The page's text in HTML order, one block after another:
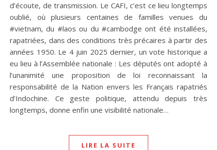
d’écoute, de transmission. Le CAFI, c’est ce lieu longtemps
oublié, où plusieurs centaines de familles venues du
#vietnam, du #laos ou du #cambodge ont été installées,
rapatriées, dans des conditions très précaires à partir des
années 1950. Le 4 juin 2025 dernier, un vote historique a
eu lieu à l’Assemblée nationale : Les députés ont adopté à
l’unanimité une proposition de loi reconnaissant la
responsabilité de la Nation envers les Français rapatriés
d’Indochine. Ce geste politique, attendu depuis très
longtemps, donne enfin une visibilité nationale…
LIRE LA SUITE